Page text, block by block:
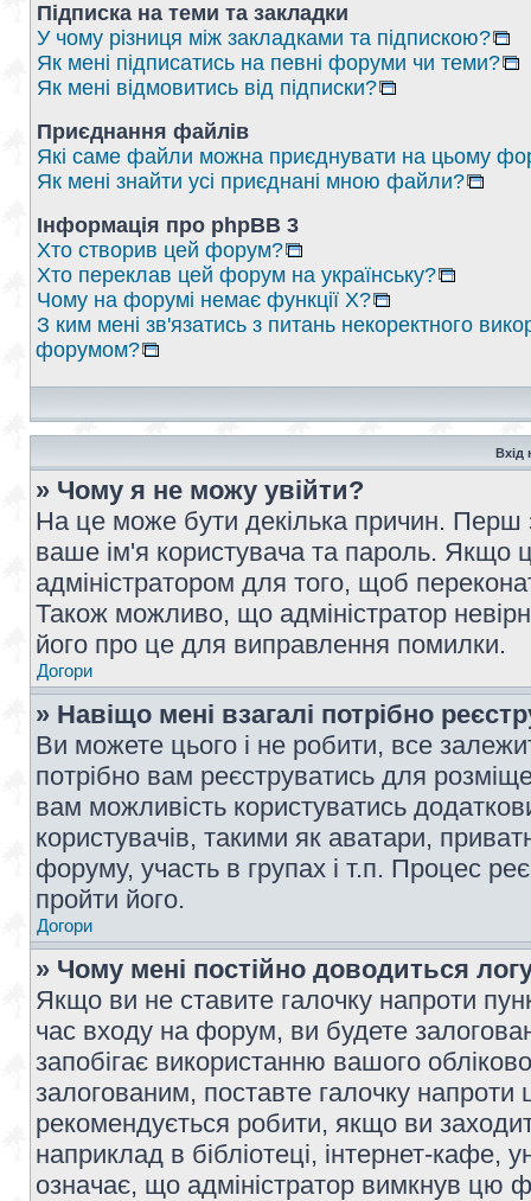
Підписка на теми та закладки
У чому різниця між закладками та підпискою?
Як мені підписатись на певні форуми чи теми?
Як мені відмовитись від підписки?
Приєднання файлів
Які саме файли можна приєднувати на цьому
Як мені знайти усі приєднані мною файли?
Інформація про phpBB 3
Хто створив цей форум?
Хто переклав цей форум на українську?
Чому на форумі немає функції X?
З ким мені зв'язатись з питань некоректного
форумом?
Вхід
» Чому я не можу увійти?
На це може бути декілька причин. Перш
ваше ім'я користувача та пароль. Якщо
адміністратором для того, щоб
Також можливо, що адміністратор
його про це для виправлення помилки.
Догори
» Навіщо мені взагалі потрібно
Ви можете цього і не робити, все
потрібно вам реєструватись для
вам можливість користуватись
користувачів, такими як аватари,
форуму, участь в групах і т.п. Процес
пройти його.
Догори
» Чому мені постійно доводиться
Якщо ви не ставите галочку напроти
час входу на форум, ви будете
запобігає використанню вашого
залогованим, поставте галочку
рекомендується робити, якщо ви
наприклад в бібліотеці, інтернет-кафе,
означає, що адміністратор вимкнув цю